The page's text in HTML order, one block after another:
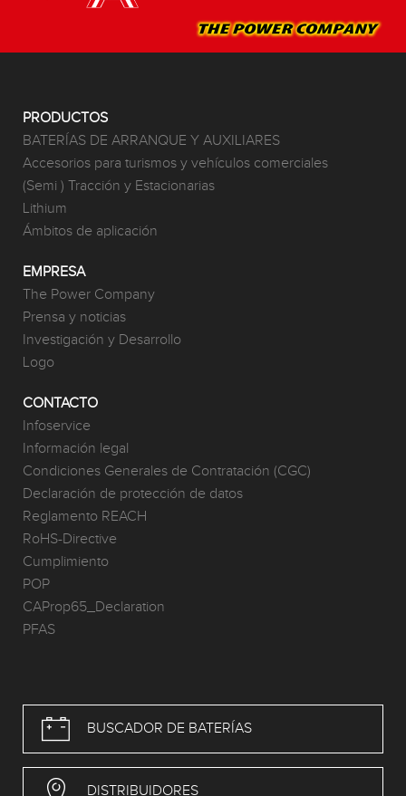
PRODUCTOS
BATERÍAS DE ARRANQUE Y AUXILIARES
Accesorios para turismos y vehículos comerciales
(Semi ) Tracción y Estacionarias
Lithium
Ámbitos de aplicación
EMPRESA
The Power Company
Prensa y noticias
Investigación y Desarrollo
Logo
CONTACTO
Infoservice
Información legal
Condiciones Generales de Contratación (CGC)
Declaración de protección de datos
Reglamento REACH
RoHS-Directive
Cumplimiento
POP
CAProp65_Declaration
PFAS
BUSCADOR DE BATERÍAS
DISTRIBUIDORES